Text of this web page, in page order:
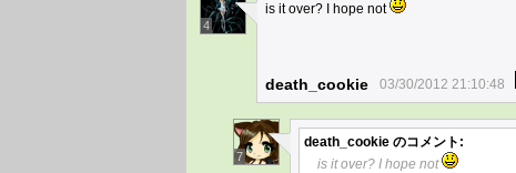
4
is it over? I hope not
death_cookie 03/30/2012 21:10:48
7
death_cookie のコメント:
is it over? I hope not